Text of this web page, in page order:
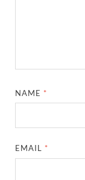
NAME *
EMAIL *